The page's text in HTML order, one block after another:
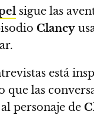
sigue las
Clancy
está
que las
personaje de